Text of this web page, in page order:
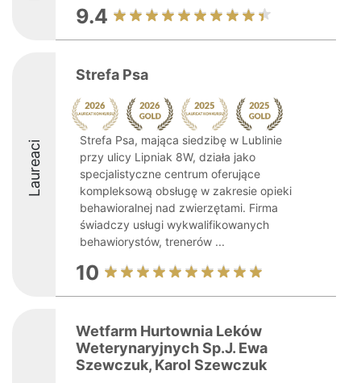
9.4
Laureaci
Strefa Psa
Strefa Psa, mająca siedzibę w Lublinie
przy ulicy Lipniak 8W, działa jako
specjalistyczne centrum oferujące
kompleksową obsługę w zakresie opieki
behawioralnej nad zwierzętami. Firma
świadczy usługi wykwalifikowanych
behawiorystów, trenerów ...
10
Wetfarm Hurtownia Leków
Weterynaryjnych Sp.J. Ewa
Szewczuk, Karol Szewczuk